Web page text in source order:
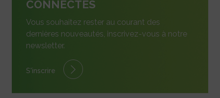
CONNECTÉS
Vous souhaitez rester au courant des
dernières nouveautés, inscrivez-vous à notre
newsletter.
S'inscrire